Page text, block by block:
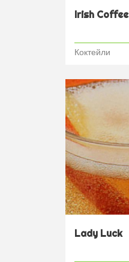
Irish Coffee
Коктейли
Lady Luck